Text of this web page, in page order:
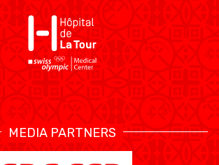
MEDIA PARTNERS